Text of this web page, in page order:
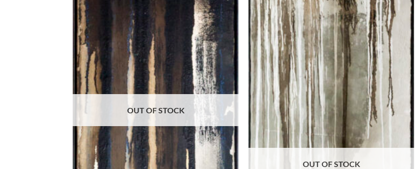
Aggiungi
alla lista
dei
desideri
OUT OF STOCK
Aggiungi
alla lista
dei
desideri
OUT OF STOCK